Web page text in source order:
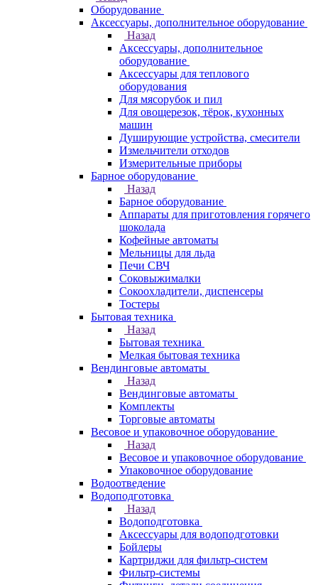
Оборудование
Аксессуары, дополнительное оборудование
Назад
Аксессуары, дополнительное
оборудование
Аксессуары для теплового
оборудования
Для мясорубок и пил
Для овощерезок, тёрок, кухонных
машин
Душирующие устройства, смесители
Измельчители отходов
Измерительные приборы
Барное оборудование
Назад
Барное оборудование
Аппараты для приготовления горячего
шоколада
Кофейные автоматы
Мельницы для льда
Печи СВЧ
Соковыжималки
Сокоохладители, диспенсеры
Тостеры
Бытовая техника
Назад
Бытовая техника
Мелкая бытовая техника
Вендинговые автоматы
Назад
Вендинговые автоматы
Комплекты
Торговые автоматы
Весовое и упаковочное оборудование
Назад
Весовое и упаковочное оборудование
Упаковочное оборудование
Водоотведение
Водоподготовка
Назад
Водоподготовка
Аксессуары для водоподготовки
Бойлеры
Картриджи для фильтр-систем
Фильтр-системы